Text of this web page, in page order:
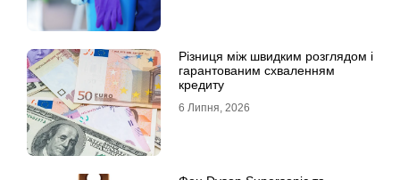
Різниця між швидким розглядом і
гарантованим схваленням
кредиту
6 Липня, 2026